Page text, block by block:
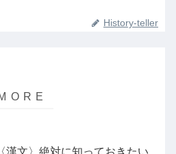
History-teller
〈漢文〉絶対に知っておきたい